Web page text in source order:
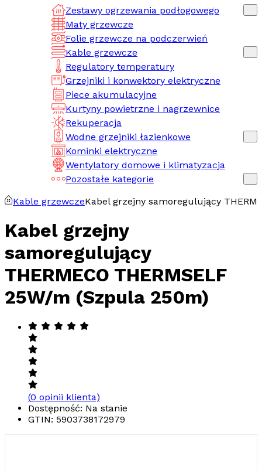
Zestawy ogrzewania podłogowego
Maty grzewcze
Folie grzewcze na podczerwień
Kable grzewcze
Regulatory temperatury
Grzejniki i konwektory elektryczne
Piece akumulacyjne
Kurtyny powietrzne i nagrzewnice
Rekuperacja
Wodne grzejniki łazienkowe
Kominki elektryczne
Wentylatory domowe i klimatyzacja
Pozostałe kategorie
Kable grzewczeKabel grzejny samoregulujący
Kabel grzejny
samoregulujący
THERMECO THERMSELF
25W/m (Szpula 250m)
(0 opinii klienta)
Dostępność: Na stanie
GTIN: 5903738172979